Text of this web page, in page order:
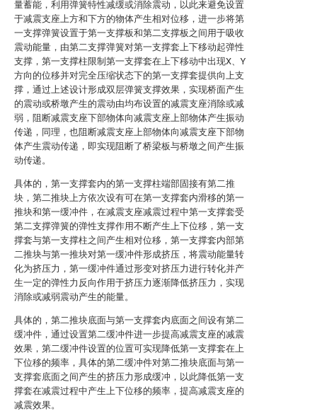
量蓄能，利用弹簧特性减缓或消除震动，以此来避免设置
于减震支座上方和下方的物体产生相对位移，进一步将第
一支撑弹簧设置于第一支撑板和第二支撑板之间用于吸收
震动能量，由第二支撑弹簧对第一支撑套上下移动起弹性
支撑，第一支撑柱限制第一支撑套在上下移动中出现X、Y
方向的位移并对完全压缩状态下的第一支撑套提供向上支
撑，通过上述设计形成双层弹簧支撑效果，实现桥面产生
的震动或桥墩产生的震动由均布设置的减震支座消除或减
弱，阻断减震支座下部物体向减震支座上部物体产生振动
传递，同理，也阻断减震支座上部物体向减震支座下部物
体产生震动传递，即实现阻断了桥梁板与桥墩之间产生振
动传递。
具体的，第一支撑套内的第一支撑柱端部固接有第二推
块，第二推块上方依次设有可在第一支撑套内滑移的第一
推块和第一缓冲件，在减震支座减震过程中第一支撑套受
第二支撑弹簧的弹性支撑作用不断产生上下位移，第一支
撑套与第一支撑柱之间产生相对位移，第一支撑套内部第
二推块与第一推块对第一缓冲件形成挤压，将震动能量转
化为挤压力，第一缓冲件通过形变对挤压力进行转化并产
生一定的弹性力反向作用于挤压力逐渐降低挤压力，实现
消除或减弱震动产生的能量。
具体的，第二推块底面与第一支撑套内底面之间设有第二
缓冲件，通过设置第二缓冲件进一步提高减震支座的减震
效果，第二缓冲件设置的位置可实现降低第一支撑套在上
下位移的频率，具体的第二缓冲件对第二推块底面与第一
支撑套底面之间产生的挤压力形成缓冲，以此降低第一支
撑套在减震过程中产生上下位移的频率，提高减震支座的
减震效果。